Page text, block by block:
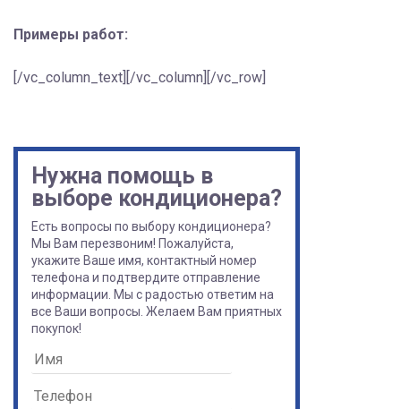
Примеры работ:
[/vc_column_text][/vc_column][/vc_row]
Нужна помощь в
выборе кондиционера?
Есть вопросы по выбору кондиционера?
Мы Вам перезвоним! Пожалуйста,
укажите Ваше имя, контактный номер
телефона и подтвердите отправление
информации. Мы с радостью ответим на
все Ваши вопросы. Желаем Вам приятных
покупок!